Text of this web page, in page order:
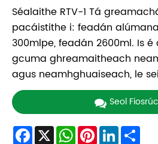
Séalaithe RTV-1 Tá
pacáistithe i: feadán
300mlpe, feadán 2600ml. Is
gcuma ghreamaitheach
agus neamhghuaiseach, le
Seol
Facebook
X WhatsApp
Pinterest
LinkedIn